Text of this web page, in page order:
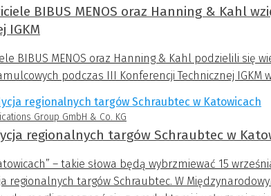
BIBUS MENOS oraz Hanning & Kahl
IGKM
BIBUS MENOS oraz Hanning & Kahl podzielili się
podczas III Konferencji Technicznej IGKM
Group GmbH & Co. KG
regionalnych targów Schraubtec w
– takie słowa będą wybrzmiewać 15
regionalnych targów Schraubtec. W